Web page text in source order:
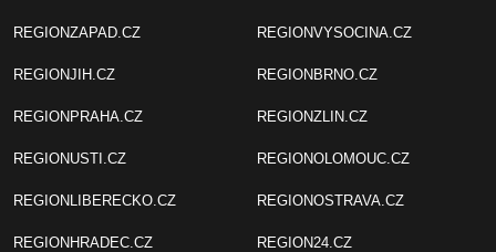
REGIONZAPAD.CZ
REGIONJIH.CZ
REGIONPRAHA.CZ
REGIONUSTI.CZ
REGIONLIBERECKO.CZ
REGIONHRADEC.CZ
REGIONVYSOCINA.CZ
REGIONBRNO.CZ
REGIONZLIN.CZ
REGIONOLOMOUC.CZ
REGIONOSTRAVA.CZ
REGION24.CZ